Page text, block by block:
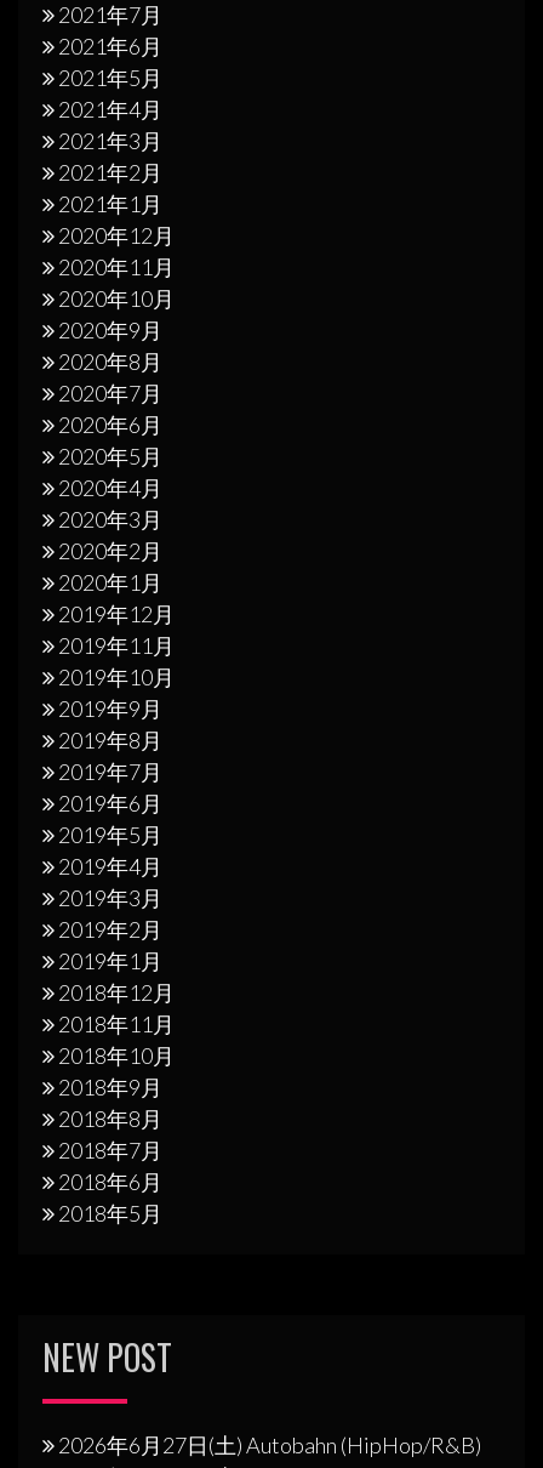
2021年7月
2021年6月
2021年5月
2021年4月
2021年3月
2021年2月
2021年1月
2020年12月
2020年11月
2020年10月
2020年9月
2020年8月
2020年7月
2020年6月
2020年5月
2020年4月
2020年3月
2020年2月
2020年1月
2019年12月
2019年11月
2019年10月
2019年9月
2019年8月
2019年7月
2019年6月
2019年5月
2019年4月
2019年3月
2019年2月
2019年1月
2018年12月
2018年11月
2018年10月
2018年9月
2018年8月
2018年7月
2018年6月
2018年5月
NEW POST
2026年6月27日(土) Autobahn (HipHop/R&B)